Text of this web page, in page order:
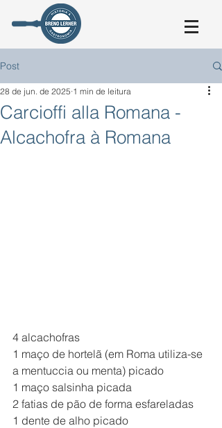
Post
Carcioffi alla Romana -
Alcachofra à Romana
28 de jun. de 2025 1 min de leitura
4 alcachofras
1 maço de hortelã (em Roma utiliza-se
a mentuccia ou menta) picado
1 maço salsinha picada
2 fatias de pão de forma esfareladas
1 dente de alho picado